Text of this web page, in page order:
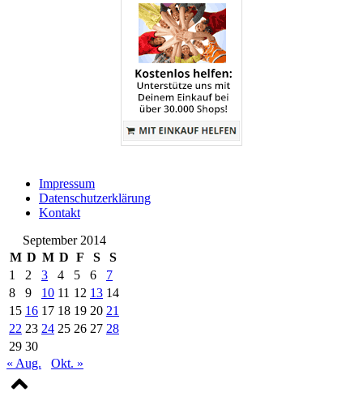
Impressum
Datenschutzerklärung
Kontakt
September 2014
M D M D F S
S
1
2 3 4 5 6
7
8
9 10 11 12 13 14
15 16 17 18 19 20 21
22 23 24 25 26 27 28
29 30
« Aug.
Okt. »